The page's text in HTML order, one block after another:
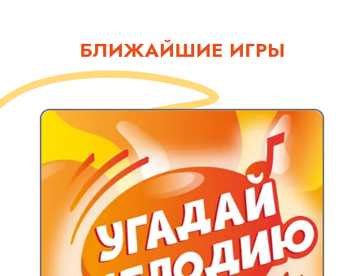
БЛИЖАЙШИЕ ИГРЫ